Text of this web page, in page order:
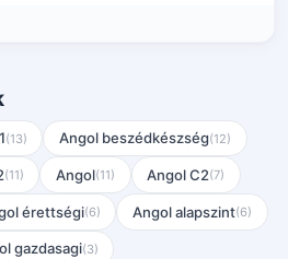
(13) Angol beszédkészség(12)
(11) Angol(11) Angol C2(7)
érettségi(6) Angol alapszint(6)
gazdasagi(3)